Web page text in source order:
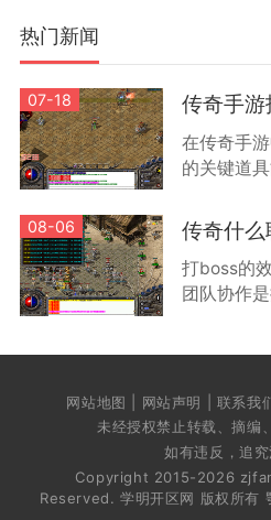
热门新闻
07-18 传奇手
在传奇手
的关键道
能书主要
的怪物掉
差
08-06 传奇什
打boss的
团队协作
疗和辅
网站地图 | 网站声明 | 联系我
未经授权禁止转载、摘编
如有违反，追
Copyright 2015-2026
Reserved. 学明开区网 版权所有